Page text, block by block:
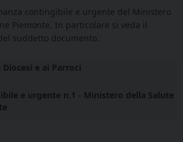
contingibile e urgente del Ministero
Piemonte. In particolare si veda il
suddetto documento.
e ai Parroci
e urgente n.1 - Ministero della Salute